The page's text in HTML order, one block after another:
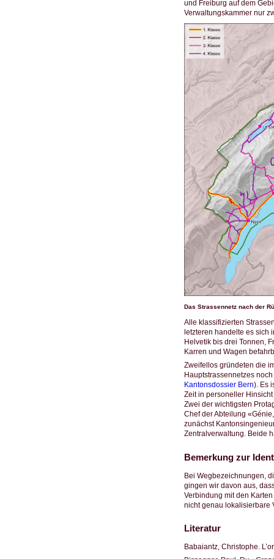
und Freiburg auf dem
Verwaltungskammer nur
Das Strassennetz nach der
Alle klassifizierten
letzteren handelte es sich
Helvetik bis drei Tonnen,
Karren und Wagen
Zweifellos gründeten die
Hauptstrassennetzes
Kantonsdossier Bern). Es
Zeit in personeller
Zwei der wichtigsten
Chef der Abteilung
zunächst
Zentralverwaltung. Beide
Bemerkung zur
Bei Wegbezeichnungen,
gingen wir davon aus,
Verbindung mit den
nicht genau lokalisierbare
Literatur
Babaiantz, Christophe.